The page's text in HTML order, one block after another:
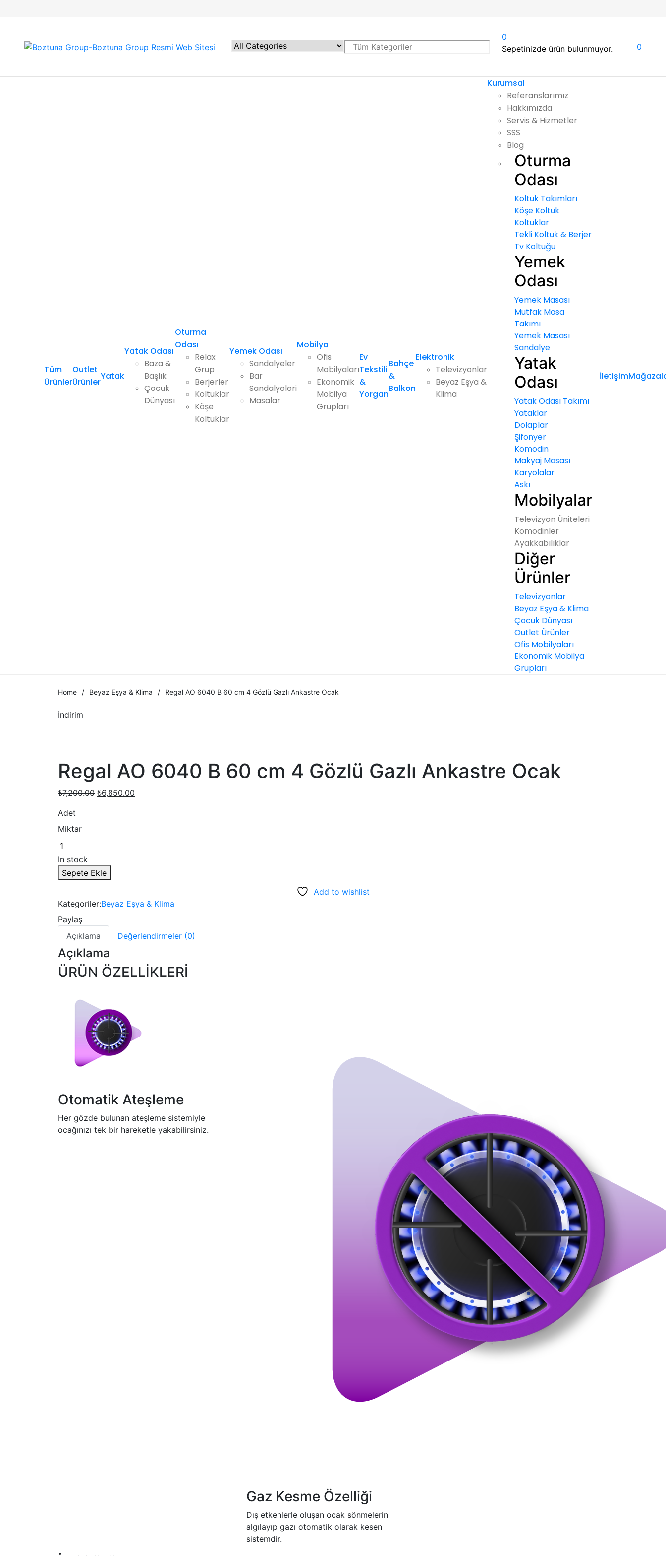
0
Sepetinizde ürün bulunmuyor.
0
Tüm
Ürünler
Outlet
Ürünler
Yatak
Yatak Odası
Baza &
Başlık
Çocuk
Dünyası
Oturma
Odası
Relax
Grup
Berjerler
Koltuklar
Köşe
Koltuklar
Yemek Odası
Sandalyeler
Bar
Sandalyeleri
Masalar
Mobilya
Ofis
Mobilyaları
Ekonomik
Mobilya
Grupları
Ev
Tekstili
&
Yorgan
Bahçe
&
Balkon
Elektronik
Televizyonlar
Beyaz Eşya &
Klima
Kurumsal
Referanslarımız
Hakkımızda
Servis & Hizmetler
SSS
Blog
Oturma
Odası
Koltuk Takımları
Köşe Koltuk
Koltuklar
Tekli Koltuk & Berjer
Tv Koltuğu
Yemek
Odası
Yemek Masası
Mutfak Masa
Takımı
Yemek Masası
Sandalye
Yatak
Odası
Yatak Odası Takımı
Yataklar
Dolaplar
Şifonyer
Komodin
Makyaj Masası
Karyolalar
Askı
Mobilyalar
Televizyon Üniteleri
Komodinler
Ayakkabılıklar
Diğer
Ürünler
Televizyonlar
Beyaz Eşya & Klima
Çocuk Dünyası
Outlet Ürünler
Ofis Mobilyaları
Ekonomik Mobilya
Grupları
İletişim
Home / Beyaz Eşya & Klima / Regal AO 6040 B 60 cm 4 Gözlü Gazlı Ankastre Ocak
İndirim
Regal AO 6040 B 60 cm 4 Gözlü Gazlı Ankastre Ocak
₺7,200.00 Orijinal
₺6,850.00
Adet
Miktar
In stock
Sepete Ekle
Add to wishlist
Kategoriler:Beyaz Eşya & Klima
Paylaş
Açıklama
Değerlendirmeler (0)
Açıklama
ÜRÜN ÖZELLİKLERİ
Otomatik Ateşleme
Her gözde bulunan ateşleme sistemiyle
ocağınızı tek bir hareketle yakabilirsiniz.
Gaz Kesme Özelliği
Dış etkenlerle oluşan ocak sönmelerini
algılayıp gazı otomatik olarak kesen
sistemdir.